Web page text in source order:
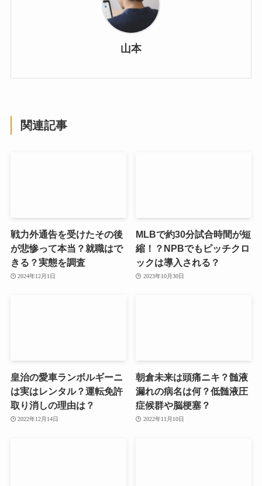
山本
関連記事
戦力外通告を受けたその後
が悲惨って本当？就職はで
きる？実態を調査
2024年12月1日
MLBで約30分試合時間が短
縮！？NPBでもピッチクロ
ックは導入される？
2023年10月30日
皇治の愛車ランボルギーニ
は実はレンタル？運転免許
取り消しの理由は？
2022年12月14日
朝倉未来は頭痛ニキ？髄液
漏れの病名は何？低髄液圧
症候群や脳梗塞？
2022年11月10日